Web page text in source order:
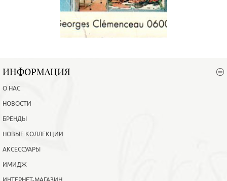
ИНФОРМАЦИЯ
О НАС
НОВОСТИ
БРЕНДЫ
НОВЫЕ КОЛЛЕКЦИИ
АКСЕССУАРЫ
ИМИДЖ